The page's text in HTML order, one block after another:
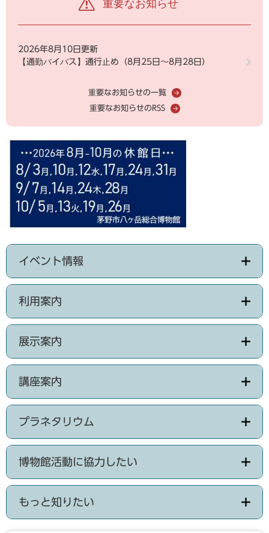
重要なお知らせ
2026年8月10日更新
【通勤バイパス】通行止め（8月25日～8月28日）
重要なお知らせの一覧
重要なお知らせのRSS
イベント情報
利用案内
展示案内
講座案内
プラネタリウム
博物館活動に協力したい
もっと知りたい